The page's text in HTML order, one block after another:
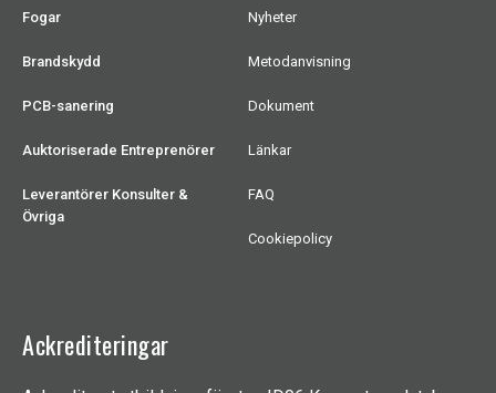
Fogar
Brandskydd
PCB-sanering
Auktoriserade Entreprenörer
Leverantörer Konsulter &
Övriga
Nyheter
Metodanvisning
Dokument
Länkar
FAQ
Cookiepolicy
Ackrediteringar